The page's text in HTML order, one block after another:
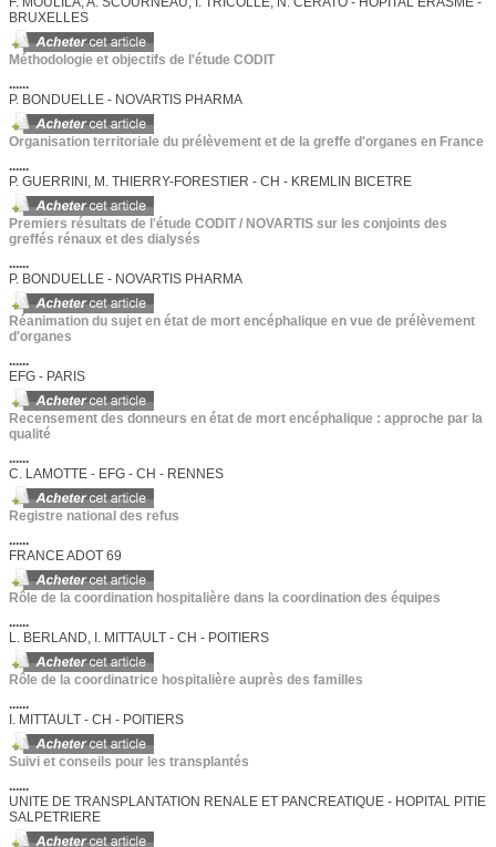
BRUXELLES
Méthodologie et objectifs de l'étude CODIT
......
P. BONDUELLE - NOVARTIS PHARMA
Organisation territoriale du prélèvement et de la greffe d'organes en France
......
P. GUERRINI, M. THIERRY-FORESTIER - CH - KREMLIN BICETRE
Premiers résultats de l'étude CODIT / NOVARTIS sur les conjoints des
greffés rénaux et des dialysés
......
P. BONDUELLE - NOVARTIS PHARMA
Réanimation du sujet en état de mort encéphalique en vue de prélèvement
d'organes
......
EFG - PARIS
Recensement des donneurs en état de mort encéphalique : approche par la
qualité
......
C. LAMOTTE - EFG - CH - RENNES
Registre national des refus
......
FRANCE ADOT 69
Rôle de la coordination hospitalière dans la coordination des équipes
......
L. BERLAND, I. MITTAULT - CH - POITIERS
Rôle de la coordinatrice hospitalière auprès des familles
......
I. MITTAULT - CH - POITIERS
Suivi et conseils pour les transplantés
......
UNITE DE TRANSPLANTATION RENALE ET PANCREATIQUE - HOPITAL PITIE
SALPETRIERE